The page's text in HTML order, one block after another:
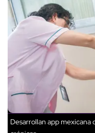
Desarrollan app